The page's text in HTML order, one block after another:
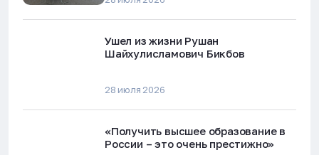
Ушел из жизни Рушан
Шайхулисламович Бикбов
28 июля 2026
«Получить высшее образование в
России – это очень престижно»